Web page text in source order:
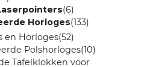
(6)
Horloges(133)
en Horloges(52)
Polshorloges(10)
Tafelklokken voor